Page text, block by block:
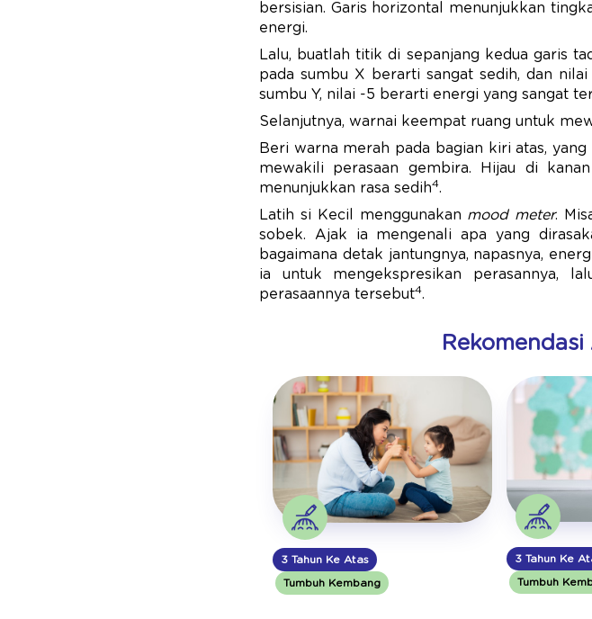
bersisian. Garis horizontal menunjukkan
energi.
Lalu, buatlah titik di sepanjang kedua garis
pada sumbu X berarti sangat sedih, dan
sumbu Y, nilai -5 berarti energi yang sangat
Selanjutnya, warnai keempat ruang untuk
Beri warna merah pada bagian kiri atas,
mewakili perasaan gembira. Hijau di
menunjukkan rasa sedih4.
Latih si Kecil menggunakan mood meter.
sobek. Ajak ia mengenali apa yang
bagaimana detak jantungnya, napasnya,
ia untuk mengekspresikan perasannya,
perasaannya tersebut4.
3 Tahun Ke Atas
Tumbuh Kembang
3 Tahun Ke
Tumbuh